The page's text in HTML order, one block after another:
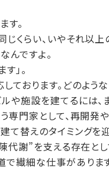
す。
くらい、いやそれ以
んですよ。
」。
おります。どのよう
や施設を建てるには
専門家として、再開発
替えのタイミングを
代謝”を支える存在と
繊細な仕事があります